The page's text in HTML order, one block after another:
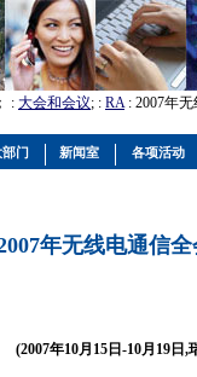
； : 大会和会议; : RA: 2007年
年无线电通信
(2007年10月15日-10月19日,
门 新闻室 各项活动